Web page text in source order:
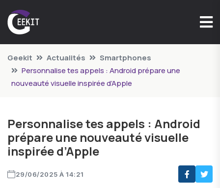
Geekit Actualités
Smartphones
Personnalise tes appels : Android prépare une
nouveauté visuelle inspirée d’Apple
Personnalise tes appels : Android
prépare une nouveauté visuelle
inspirée d’Apple
29/06/2025 À 14:21